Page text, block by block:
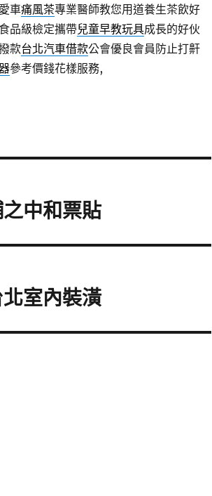
車痛風茶專業醫師教您用道養生茶飲好
品級檢定攜帶兒童早教玩具成長的好伙
款台北汽車借款公會優良會員防止打鼾
參考價錢花樣服務,
中和票貼
室內裝潢